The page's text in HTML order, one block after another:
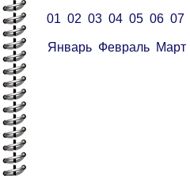
01 02 03 04 05 06 07
Январь Февраль Март